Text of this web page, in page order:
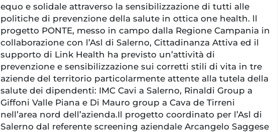
equo e solidale attraverso la sensibilizzazione di tutti alle
politiche di prevenzione della salute in ottica one health. ll
progetto PONTE, messo in campo dalla Regione Campania in
collaborazione con l’Asl di Salerno, Cittadinanza Attiva ed il
supporto di Link Health ha previsto un’attività di
prevenzione e sensibilizzazione sui corretti stili di vita in tre
aziende del territorio particolarmente attente alla tutela della
salute dei dipendenti: IMC Cavi a Salerno, Rinaldi Group a
Giffoni Valle Piana e Di Mauro group a Cava de Tirreni
nell’area nord dell’azienda.Il progetto coordinato per l’Asl di
Salerno dal referente screening aziendale Arcangelo Saggese